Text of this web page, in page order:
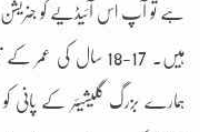
ہے تو آپ اس آئیڈیے کو جنریشن
ہیں۔ 17-18 سال کی
ہمارے بزرگ گلیشیئر کے